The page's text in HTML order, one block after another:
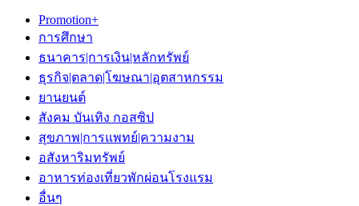
Promotion+
การศึกษา
ธนาคาร|การเงิน|หลักทรัพย์
ธุรกิจ|ตลาด|โฆษณา|อุตสาหกรรม
ยานยนต์
สังคม บันเทิง กอสซิป
สุขภาพ|การแพทย์|ความงาม
อสังหาริมทรัพย์
อาหารท่องเที่ยวพักผ่อนโรงแรม
อื่นๆ